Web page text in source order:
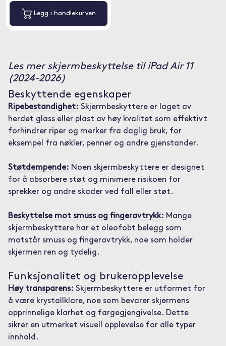
Legg i handlekurven
Les mer skjermbeskyttelse til iPad Air 11
(2024-2026)
Beskyttende egenskaper
Ripebestandighet: Skjermbeskyttere er laget av
herdet glass eller plast av høy kvalitet som effektivt
forhindrer riper og merker fra daglig bruk, for
eksempel fra nøkler, penner og andre gjenstander.
Støtdempende: Noen skjermbeskyttere er designet
for å absorbere støt og minimere risikoen for
sprekker og andre skader ved fall eller støt.
Beskyttelse mot smuss og fingeravtrykk: Mange
skjermbeskyttere har et oleofobt belegg som
motstår smuss og fingeravtrykk, noe som holder
skjermen ren og tydelig.
Funksjonalitet og brukeropplevelse
Høy transparens: Skjermbeskyttere er utformet for
å være krystallklare, noe som bevarer skjermens
opprinnelige klarhet og fargegjengivelse. Dette
sikrer en utmerket visuell opplevelse for alle typer
innhold.